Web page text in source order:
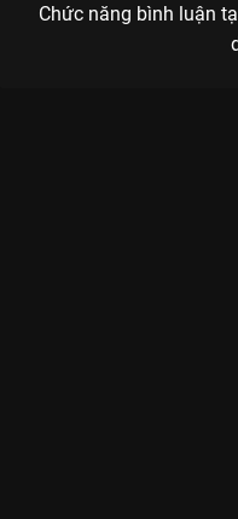
Chức năng bình luận